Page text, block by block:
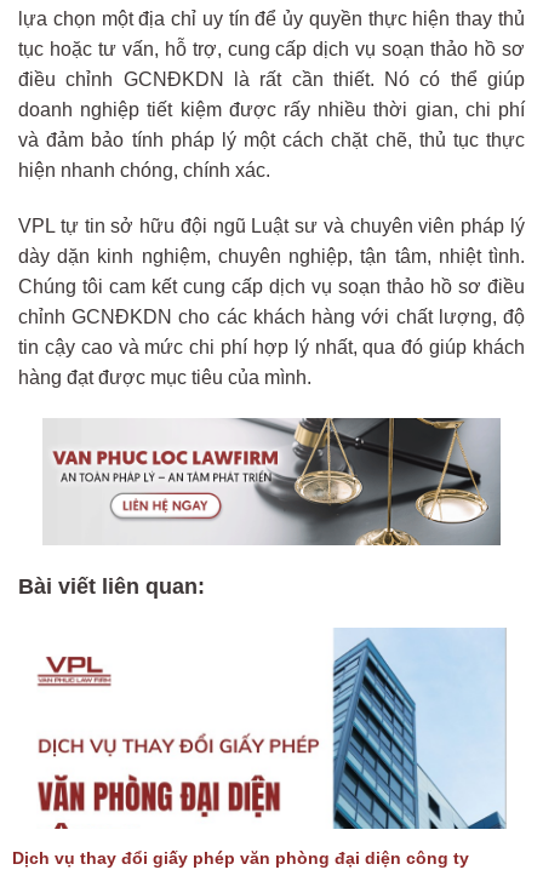
lựa chọn một địa chỉ uy tín để ủy quyền thực hiện thay thủ
tục hoặc tư vấn, hỗ trợ, cung cấp dịch vụ soạn thảo hồ sơ
điều chỉnh GCNĐKDN là rất cần thiết. Nó có thể giúp
doanh nghiệp tiết kiệm được rấy nhiều thời gian, chi phí
và đảm bảo tính pháp lý một cách chặt chẽ, thủ tục thực
hiện nhanh chóng, chính xác.
VPL tự tin sở hữu đội ngũ Luật sư và chuyên viên pháp lý
dày dặn kinh nghiệm, chuyên nghiệp, tận tâm, nhiệt tình.
Chúng tôi cam kết cung cấp dịch vụ soạn thảo hồ sơ điều
chỉnh GCNĐKDN cho các khách hàng với chất lượng, độ
tin cậy cao và mức chi phí hợp lý nhất, qua đó giúp khách
hàng đạt được mục tiêu của mình.
Bài viết liên quan:
Dịch vụ thay đổi giấy phép văn phòng đại diện công ty